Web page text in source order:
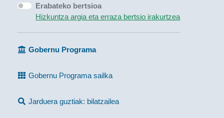
Erabateko bertsioa
Hizkuntza argia eta erraza bertsio irakurtzea
Gobernu Programa
Gobernu Programa sailka
Jarduera guztiak: bilatzailea